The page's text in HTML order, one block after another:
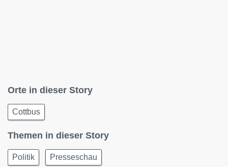
Orte in dieser Story
Cottbus
Themen in dieser Story
Politik Presseschau